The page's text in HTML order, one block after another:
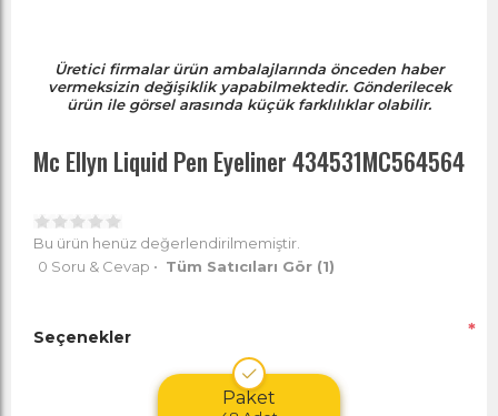
Üretici firmalar ürün ambalajlarında önceden haber
vermeksizin değişiklik yapabilmektedir. Gönderilecek
ürün ile görsel arasında küçük farklılıklar olabilir.
Mc Ellyn Liquid Pen Eyeliner 434531MC564564
Bu ürün henüz değerlendirilmemiştir.
0 Soru & Cevap • Tüm Satıcıları Gör (1)
Seçenekler *
Paket